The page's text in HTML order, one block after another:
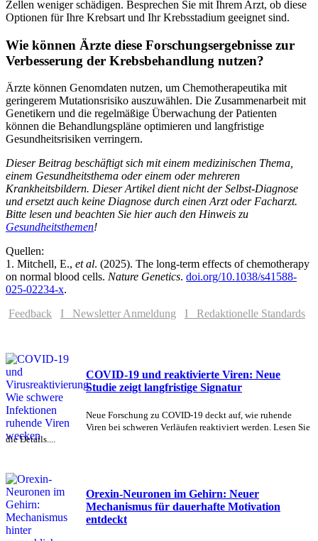
Zellen weniger schädigen. Besprechen Sie mit Ihrem Arzt, ob diese
Optionen für Ihre Krebsart und Ihr Krebsstadium geeignet sind.
Wie können Ärzte diese Forschungsergebnisse zur
Verbesserung der Krebsbehandlung nutzen?
Ärzte können Genomdaten nutzen, um Chemotherapeutika mit
geringerem Mutationsrisiko auszuwählen. Die Zusammenarbeit mit
Genetikern und die regelmäßige Überwachung der Patienten
können die Behandlungspläne optimieren und langfristige
Gesundheitsrisiken verringern.
Dieser Beitrag beschäftigt sich mit einem medizinischen Thema,
einem Gesundheitsthema oder einem oder mehreren
Krankheitsbildern. Dieser Artikel dient nicht der Selbst-Diagnose
und ersetzt auch keine Diagnose durch einen Arzt oder Facharzt.
Bitte lesen und beachten Sie hier auch den Hinweis zu
Gesundheitsthemen!
Quellen:
1. Mitchell, E., et al. (2025). The long-term effects of chemotherapy
on normal blood cells. Nature Genetics. doi.org/10.1038/s41588-
025-02234-x.
Feedback
I Newsletter Anmeldung I Redaktionelle Standards
COVID-19 und reaktivierte Viren: Neue
Studie zeigt langfristige Signatur
Neue Forschung zu COVID-19 deckt auf, wie ruhende
Viren bei schweren Verläufen reaktiviert werden. Lesen Sie
die Details....
Orexin-Neuronen im Gehirn: Neuer
Mechanismus für dauerhafte Motivation
entdeckt